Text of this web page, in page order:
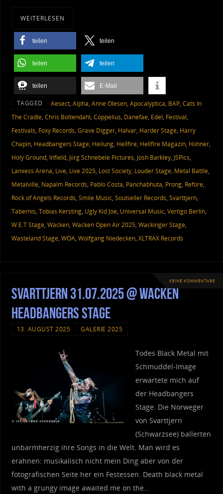
WEITERLESEN
teilen teilen
teilen teilen
teilen E-Mail
TAGGED Aesect, Alpha, Anne Olesen, Apocalyptica, BAP, Cats In
The Cradle, Chris Boltendahl, Coppelius, Danefae, Edel, Festival,
Festivals, Foxy Records, Grave Digger, Halvar, Harder Stage, Harry
Chapin, Headbangers Stage, Heilung, Hellfire, Hellfire Magazin, Höhner,
Holy Ground, Infield, Jörg Schnebele Pictures, Josh Barkley, JSPics,
Lanxess Arena, Live, Live 2025, Lost Society, Louder Stage, Metal Battle,
Metalville, Napalm Records, Pablo Costa, Panchabhuta, Prong, Refore,
Rock of Angels Records, Smile Music, Soulseller Records, Svarttjern,
Tabernis, Tobias Kersting, Ugly Kid Joe, Universal Music, Vertigo Berlin,
W.E.T Stage, Wacken, Wacken Open Air 2025, Wackinger Stage,
Wasteland Stage, WOA, Wolfgang Niedecken, XLTRAX Records
KEINE KOMMENTARE
Svarttjern 31.07.2025 @ Wacken
Headbangers Stage
13. AUGUST 2025 GALERIE 2025
Todes Black Metal mit
Schmuddel-Image
erwartete mich auf
der Headbangers
Stage. Die Norweger
von Svarttjern
(Schwarzsee) ballerten
unbarmherzig ihre Songs in die Welt. Man wird es
erahnen: musikalisch nicht mein Ding aber von der
fotografischen Seite her ein Festessen. Death black metal
with a grungy image awaited me on the…